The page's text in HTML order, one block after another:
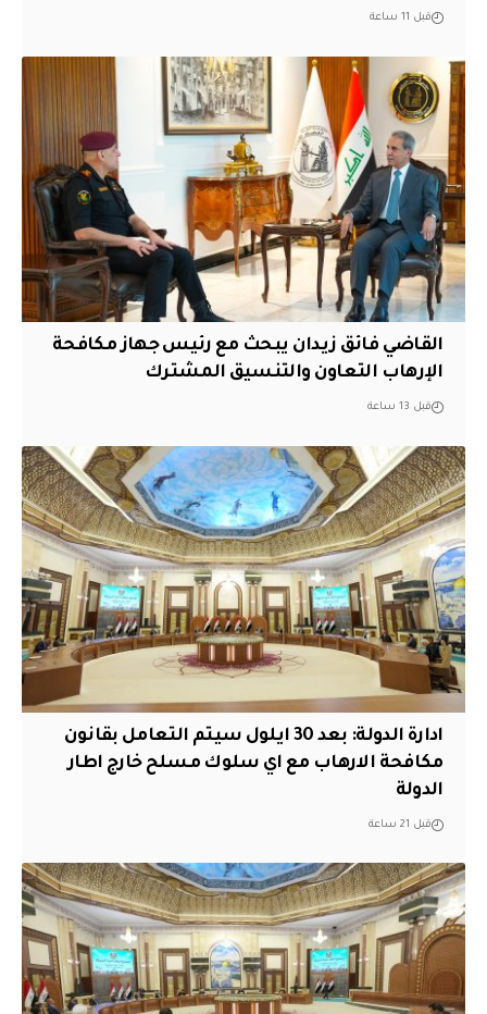
قبل 11 ساعة
القاضي فائق زيدان يبحث مع رئيس جهاز مكافحة
الإرهاب التعاون والتنسيق المشترك
قبل 13 ساعة
ادارة الدولة: بعد 30 ايلول سيتم التعامل بقانون
مكافحة الارهاب مع اي سلوك مسلح خارج اطار
الدولة
قبل 21 ساعة